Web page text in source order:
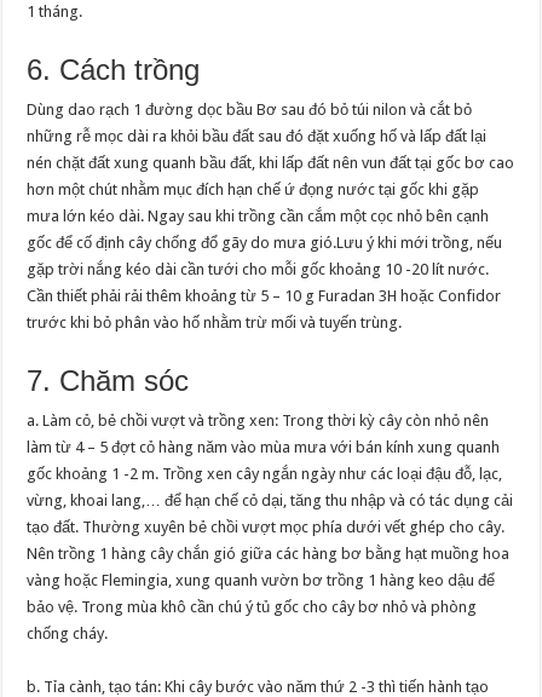
1 tháng.
6. Cách trồng
Dùng dao rạch 1 đường dọc bầu Bơ sau đó bỏ túi nilon và cắt bỏ
những rễ mọc dài ra khỏi bầu đất sau đó đặt xuống hố và lấp đất lại
nén chặt đất xung quanh bầu đất, khi lấp đất nên vun đất tại gốc bơ cao
hơn một chút nhằm mục đích hạn chế ứ đọng nước tại gốc khi gặp
mưa lớn kéo dài. Ngay sau khi trồng cần cắm một cọc nhỏ bên cạnh
gốc để cố định cây chống đổ gãy do mưa gió.Lưu ý khi mới trồng, nếu
gặp trời nắng kéo dài cần tưới cho mỗi gốc khoảng 10 -20 lít nước.
Cần thiết phải rải thêm khoảng từ 5 – 10 g Furadan 3H hoặc Confidor
trước khi bỏ phân vào hố nhằm trừ mối và tuyến trùng.
7. Chăm sóc
a. Làm cỏ, bẻ chồi vượt và trồng xen: Trong thời kỳ cây còn nhỏ nên
làm từ 4 – 5 đợt cỏ hàng năm vào mùa mưa với bán kính xung quanh
gốc khoảng 1 -2 m. Trồng xen cây ngắn ngày như các loại đậu đỗ, lạc,
vừng, khoai lang,… để hạn chế cỏ dại, tăng thu nhập và có tác dụng cải
tạo đất. Thường xuyên bẻ chồi vượt mọc phía dưới vết ghép cho cây.
Nên trồng 1 hàng cây chắn gió giữa các hàng bơ bằng hạt muồng hoa
vàng hoặc Flemingia, xung quanh vườn bơ trồng 1 hàng keo dậu để
bảo vệ. Trong mùa khô cần chú ý tủ gốc cho cây bơ nhỏ và phòng
chống cháy.
b. Tỉa cành, tạo tán: Khi cây bước vào năm thứ 2 -3 thì tiến hành tạo